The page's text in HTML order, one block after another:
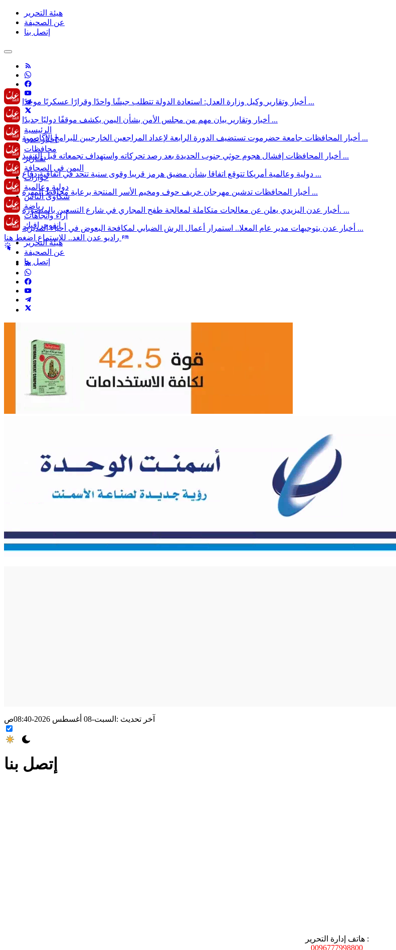
هيئة التحرير
عن الصحيفة
إتصل بنا
الرئيسية
أخبار عدن
محافظات
تقـارير
اليمن في الصحافة
حوارات
دولية وعالمية
شكاوى الناس
رياضة
آراء وأتجاهات
انفوجرافيك
هيئة التحرير
عن الصحيفة
إتصل بنا
أخبار وتقارير وكيل وزارة العدل: استعادة الدولة تتطلب جيشًا واحدًا وقرارًا عسكريًا موحدًا ...
أخبار وتقارير بيان مهم من مجلس الأمن بشأن اليمن يكشف موقفًا دوليًا جديدًا ...
أخبار المحافظات جامعة حضرموت تستضيف الدورة الرابعة لإعداد المراجعين الخارجيين للبرامج الأكاديمية ...
أخبار المحافظات إفشال هجوم حوثي جنوب الحديدة بعد رصد تحركاته واستهداف تجمعاته قبل التنفيذ ...
دولية وعالمية أمريكا تتوقع اتفاقا بشأن مضيق هرمز قريبا وقوى سنية تتحد في اتفاقية دفاع ...
أخبار المحافظات تدشين مهرجان خريف حوف ومخيم الأسر المنتجة برعاية محافظ المهرة ...
أخبار عدن اليزيدي يعلن عن معالجات متكاملة لمعالجة طفح المجاري في شارع التسعين بالمنصورة. ...
أخبار عدن بتوجيهات مدير عام المعلا.. استمرار أعمال الرش الضبابي لمكافحة البعوض في أحياء المديرية ...
آخر تحديث : السبت-08 أغسطس 2026-08:40ص
إتصل بنا
هاتف إدارة التحرير :
0096777998800